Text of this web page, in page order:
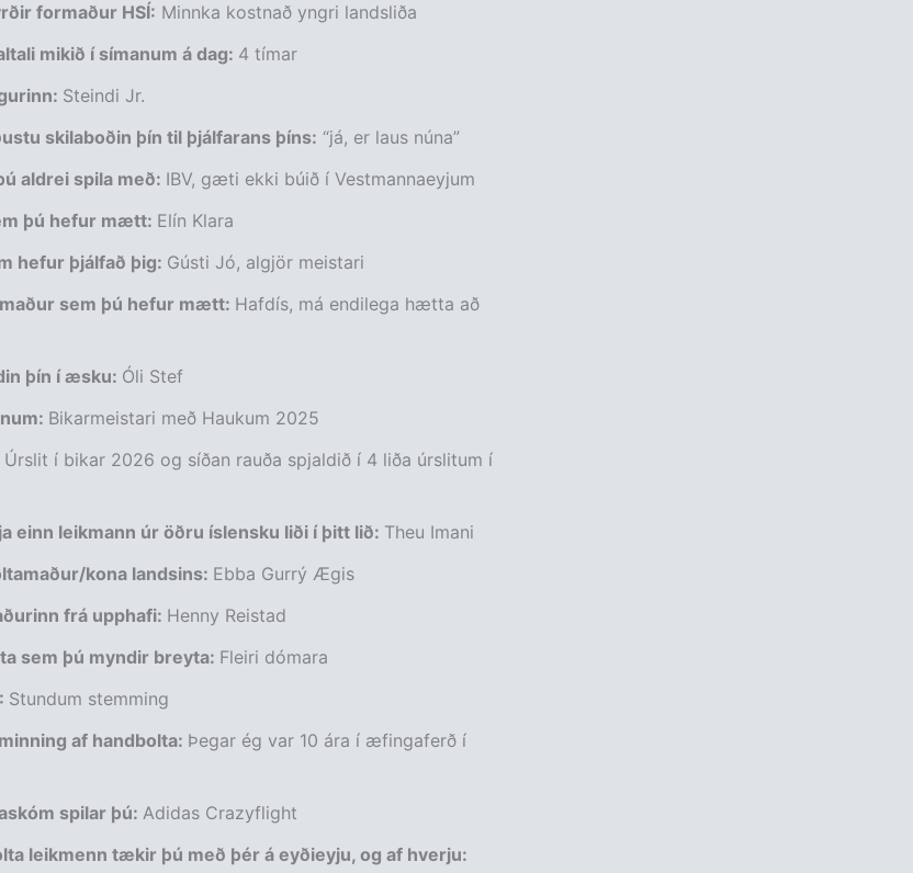
formaður HSÍ: Minnka kostnað yngri landsliða
mikið í símanum á dag: 4 tímar
Steindi Jr.
skilaboðin þín til þjálfarans þíns: “já, er laus núna”
aldrei spila með: IBV, gæti ekki búið í Vestmannaeyjum
þú hefur mætt: Elín Klara
hefur þjálfað þig: Gústi Jó, algjör meistari
sem þú hefur mætt: Hafdís, má endilega hætta að
þín í­ æsku: Óli Stef
Bikarmeistari með Haukum 2025
Úrslit í bikar 2026 og síðan rauða spjaldið í 4 liða úrslitum í
einn leikmann úr öðru íslensku liði í þitt lið: Theu Imani
kona landsins: Ebba Gurrý Ægis
frá upphafi: Henny Reistad
sem þú myndir breyta: Fleiri dómara
Stundum stemming
af handbolta: Þegar ég var 10 ára í æfingaferð í
spilar þú: Adidas Crazyflight
leikmenn tækir þú með þér á eyðieyju, og af hverju: